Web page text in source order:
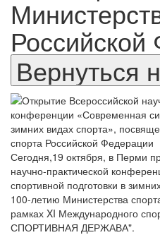
Сегодня,19 октября, в Перми
научно-практической
спортивной подготовки в
100-летию Министерства
рамках XI Международного
СПОРТИВНАЯ ДЕРЖАВА".